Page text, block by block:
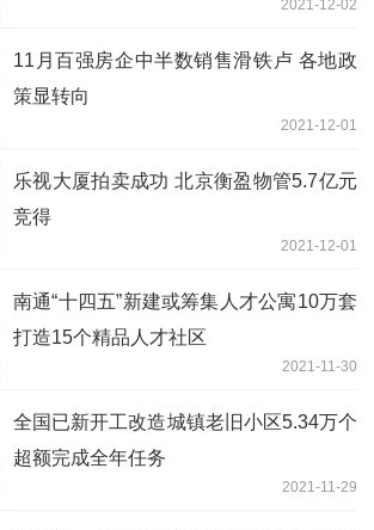
2021-12-02
11月百强房企中半数销售滑铁卢 各地政
策显转向
2021-12-01
乐视大厦拍卖成功 北京衡盈物管5.7亿元
竞得
2021-12-01
南通“十四五”新建或筹集人才公寓10万套
打造15个精品人才社区
2021-11-30
全国已新开工改造城镇老旧小区5.34万个
超额完成全年任务
2021-11-29